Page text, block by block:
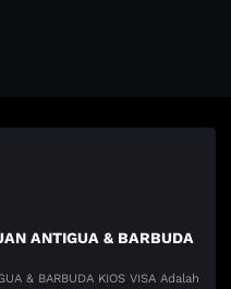
ANTIGUA & BARBUDA
& BARBUDA KIOS VISA Adalah